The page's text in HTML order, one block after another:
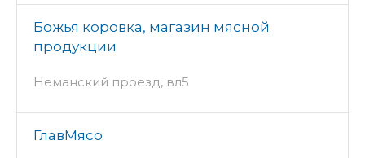
Божья коровка, магазин мясной
продукции
Неманский проезд, вл5
ГлавМясо